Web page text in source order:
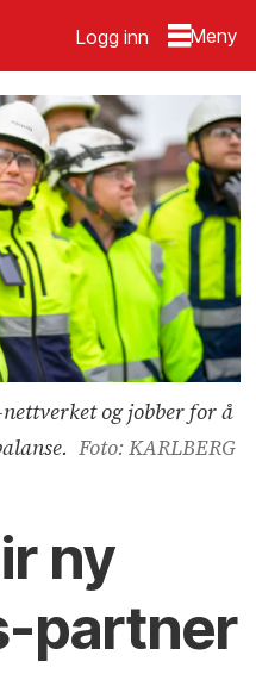
Logg inn
og jobber for å
Foto: KARLBERG
ny
partner